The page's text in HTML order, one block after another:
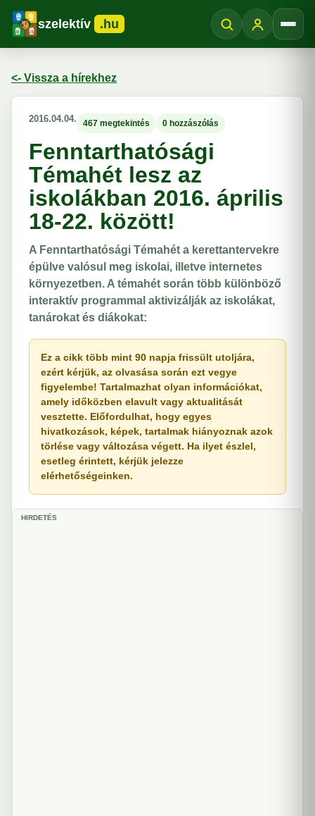
szelektív .hu
<- Vissza a hírekhez
2016.04.04. 467 megtekintés 0 hozzászólás
Fenntarthatósági
Témahét lesz az
iskolákban 2016. április
18-22. között!
A Fenntarthatósági Témahét a kerettantervekre
épülve valósul meg iskolai, illetve internetes
környezetben. A témahét során több különböző
interaktív programmal aktivizálják az iskolákat,
tanárokat és diákokat:
Ez a cikk több mint 90 napja frissült utoljára,
ezért kérjük, az olvasása során ezt vegye
figyelembe! Tartalmazhat olyan információkat,
amely időközben elavult vagy aktualitását
vesztette. Előfordulhat, hogy egyes
hivatkozások, képek, tartalmak hiányoznak azok
törlése vagy változása végett. Ha ilyet észlel,
esetleg érintett, kérjük jelezze
elérhetőségeinken.
HIRDETÉS